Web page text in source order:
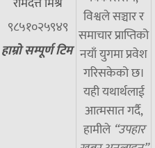
९८५१०२५९४९
हाम्रो सम्पूर्ण टिम
विश्वले सञ्चार र
समाचार प्राप्तिको
नयाँ युगमा प्रवेश
गरिसकेको छ।
यही यथार्थलाई
आत्मसात गर्दै,
हामीले “उपहार